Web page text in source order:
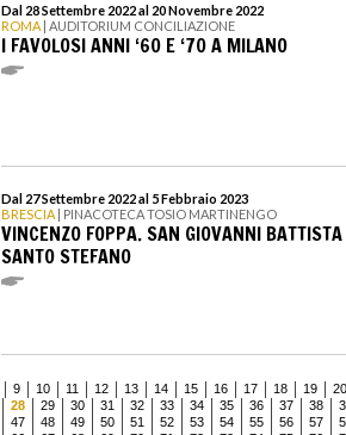
Dal 28 Settembre 2022 al 20 Novembre 2022
ROMA | AUDITORIUM CONCILIAZIONE
I FAVOLOSI ANNI ‘60 E ‘70 A MILANO
Dal 27 Settembre 2022 al 5 Febbraio 2023
BRESCIA | PINACOTECA TOSIO MARTINENGO
VINCENZO FOPPA. SAN GIOVANNI
SANTO STEFANO
9 10 11 12 13 14 15 16 17 18 19
20
28 29 30 31 32 33 34 35 36 37 38
47 48 49 50 51 52 53 54 55 56 57